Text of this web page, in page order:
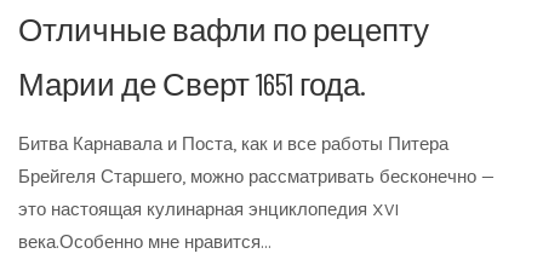
Отличные вафли по рецепту
Марии де Сверт 1651 года.
Битва Карнавала и Поста, как и все работы Питера
Брейгеля Старшего, можно рассматривать бесконечно —
это настоящая кулинарная энциклопедия XVI
века.Особенно мне нравится…